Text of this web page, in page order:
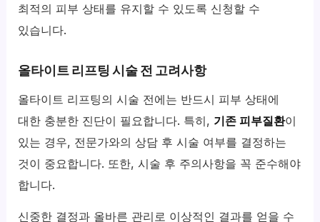
최적의 피부 상태를 유지할 수 있도록 신청할 수
있습니다.
올타이트 리프팅 시술 전 고려사항
올타이트 리프팅의 시술 전에는 반드시 피부 상태에
대한 충분한 진단이 필요합니다. 특히, 기존 피부질환이
있는 경우, 전문가와의 상담 후 시술 여부를 결정하는
것이 중요합니다. 또한, 시술 후 주의사항을 꼭 준수해야
합니다.
신중한 결정과 올바른 관리로 이상적인 결과를 얻을 수